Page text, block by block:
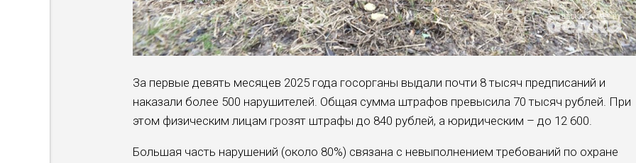
За первые девять месяцев 2025 года госорганы выдали почти 8 тысяч предписаний и
наказали более 500 нарушителей. Общая сумма штрафов превысила 70 тысяч рублей. При
этом физическим лицам грозят штрафы до 840 рублей, а юридическим – до 12 600.
Большая часть нарушений (около 80%) связана с невыполнением требований по охране